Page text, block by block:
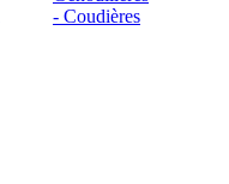
- Coudières